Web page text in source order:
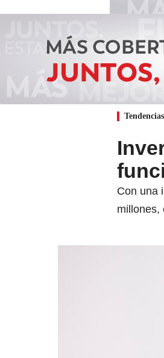
Tendencias
Con una
millones,